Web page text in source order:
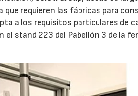
requieren las fábricas para
a los requisitos particulares de
stand 223 del Pabellón 3 de la